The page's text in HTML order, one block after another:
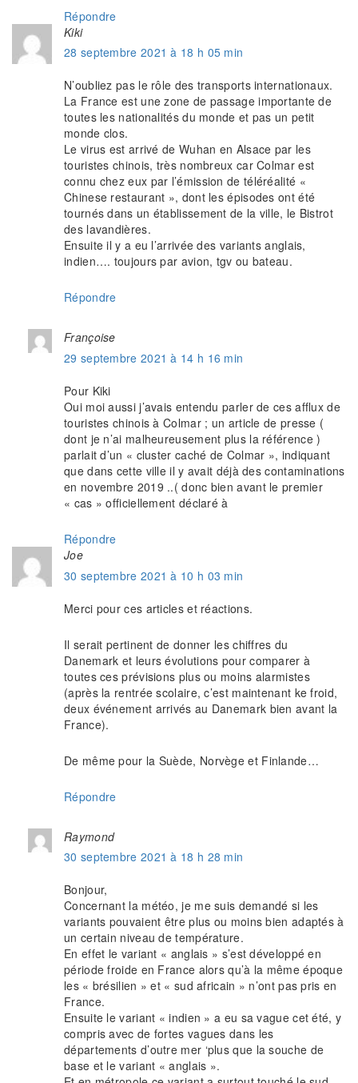
Répondre
Kiki
28 septembre 2021 à 18 h 05 min
N’oubliez pas le rôle des transports internationaux.
La France est une zone de passage importante de
toutes les nationalités du monde et pas un petit
monde clos.
Le virus est arrivé de Wuhan en Alsace par les
touristes chinois, très nombreux car Colmar est
connu chez eux par l’émission de téléréalité «
Chinese restaurant », dont les épisodes ont été
tournés dans un établissement de la ville, le Bistrot
des lavandières.
Ensuite il y a eu l’arrivée des variants anglais,
indien…. toujours par avion, tgv ou bateau.
Répondre
Françoise
29 septembre 2021 à 14 h 16 min
Pour Kiki
Oui moi aussi j’avais entendu parler de ces afflux de
touristes chinois à Colmar ; un article de presse (
dont je n’ai malheureusement plus la référence )
parlait d’un « cluster caché de Colmar », indiquant
que dans cette ville il y avait déjà des contaminations
en novembre 2019 ..( donc bien avant le premier
« cas » officiellement déclaré à
Répondre
Joe
30 septembre 2021 à 10 h 03 min
Merci pour ces articles et réactions.
Il serait pertinent de donner les chiffres du
Danemark et leurs évolutions pour comparer à
toutes ces prévisions plus ou moins alarmistes
(après la rentrée scolaire, c’est maintenant ke froid,
deux événement arrivés au Danemark bien avant la
France).
De même pour la Suède, Norvège et Finlande…
Répondre
Raymond
30 septembre 2021 à 18 h 28 min
Bonjour,
Concernant la météo, je me suis demandé si les
variants pouvaient être plus ou moins bien adaptés à
un certain niveau de température.
En effet le variant « anglais » s’est développé en
période froide en France alors qu’à la même époque
les « brésilien » et « sud africain » n’ont pas pris en
France.
Ensuite le variant « indien » a eu sa vague cet été, y
compris avec de fortes vagues dans les
départements d’outre mer ‘plus que la souche de
base et le variant « anglais ».